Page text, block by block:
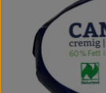
Kochen &
Süß & Pikant
Getränke